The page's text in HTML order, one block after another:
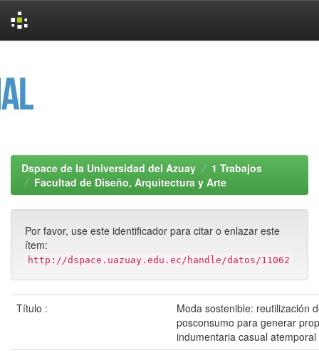
Dspace de la Universidad del Azuay
1 Trabajos
Facultad de Diseño, Arquitectura y Arte
Por favor, use este identificador para citar o enlazar este
ítem:
http://dspace.uazuay.edu.ec/handle/datos/11062
Título :
Moda sostenible: reutilización
posconsumo para generar
indumentaria casual